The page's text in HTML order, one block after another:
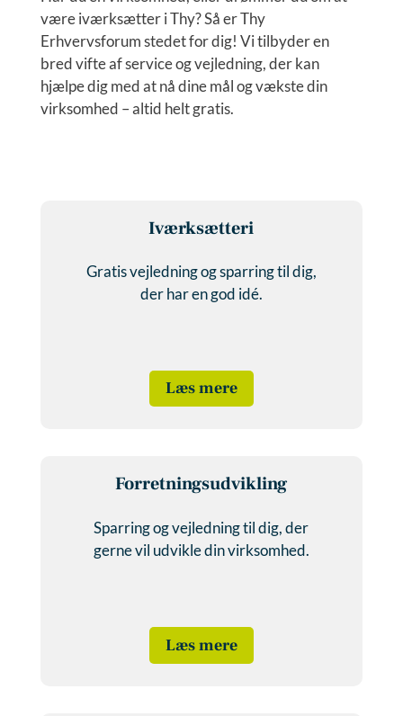
være iværksætter i Thy? Så er Thy
Erhvervsforum stedet for dig! Vi tilbyder en
bred vifte af service og vejledning, der kan
hjælpe dig med at nå dine mål og vækste din
virksomhed – altid helt gratis.
Iværksætteri
Gratis vejledning og sparring til dig,
der har en god idé.
Læs mere
Forretnings­­­udvikling
Sparring og vejledning til dig, der
gerne vil udvikle din virksomhed.
Læs mere